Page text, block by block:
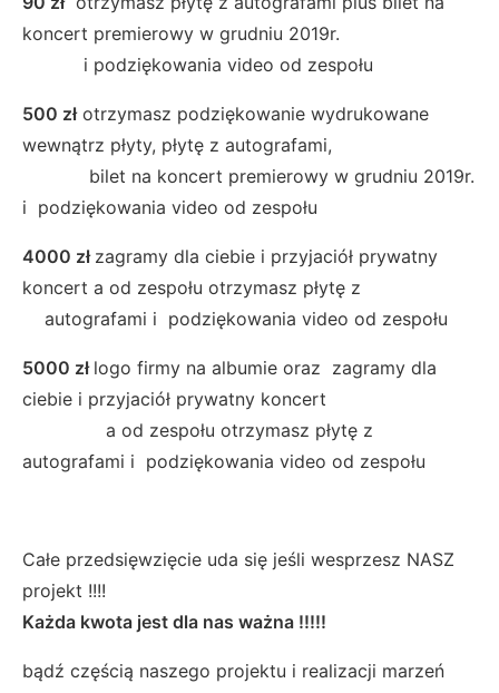
koncert premierowy w grudniu 2019r.
i podziękowania video od zespołu
500 złotrzymasz podziękowanie wydrukowane
wewnątrz płyty, płytę z autografami,
bilet na koncert premierowy w grudniu 2019r.
i podziękowania video od zespołu
4000 zł zagramy dla ciebie i przyjaciół prywatny
koncert a od zespołu otrzymasz płytę z
autografami i podziękowania video od zespołu
5000 zł logo firmy na albumie oraz zagramy dla
ciebie i przyjaciół prywatny koncert
a od zespołu otrzymasz płytę z
autografami i podziękowania video od zespołu
Całe przedsięwzięcie uda się jeśli wesprzesz NASZ
projekt !!!!
Każda kwota jest dla nas ważna !!!!!
bądź częścią naszego projektu i realizacji marzeń